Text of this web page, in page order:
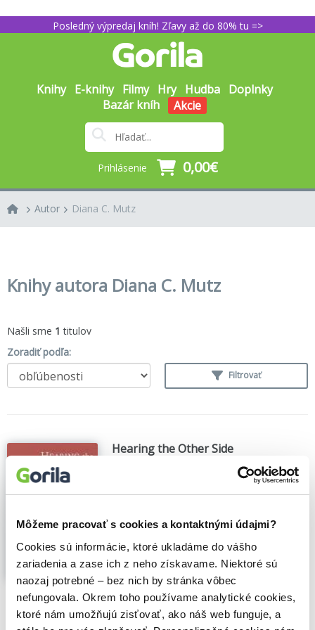
Môžeme pracovať s cookies a kontaktnými údajmi?
Cookies sú informácie, ktoré ukladáme do vášho
zariadenia a zase ich z neho získavame. Niektoré sú
naozaj potrebné – bez nich by stránka vôbec
nefungovala. Okrem toho používame analytické cookies,
ktoré nám umožňujú zisťovať, ako náš web funguje, a
Posledný výpredaj kníh! Zľavy až do 80% tu =>
Knihy E-knihy Filmy Hry Hudba Doplnky
Bazár kníh
Akcie
Prihlásenie 0,00€
Autor Diana C. Mutz
Knihy autora Diana C. Mutz
Našli sme 1 titulov
Zoradiť podľa:
Filtrovať
Hearing the Other Side
Cambridge University Press
company. And yet fostering discussions
that cross lines of political difference has
long been a central concern of political
theorists. But only recently have scholars...
Zobraziť viac
🍎 Vypredané